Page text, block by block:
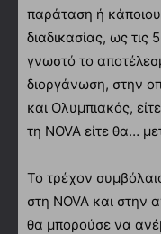
παράταση ή
διαδικασίας, ως τις
γνωστό το
διοργάνωση, στην
και Ολυμπιακός,
τη NOVA είτε θα…
Το τρέχον
στη NOVA και στην
θα μπορούσε να